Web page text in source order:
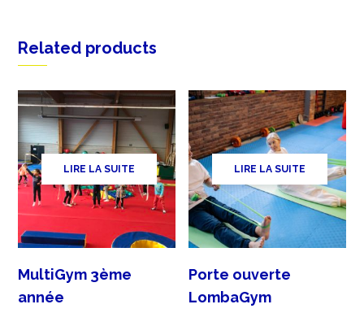
Related products
LIRE LA SUITE
MultiGym 3ème
année
LIRE LA SUITE
Porte ouverte
LombaGym